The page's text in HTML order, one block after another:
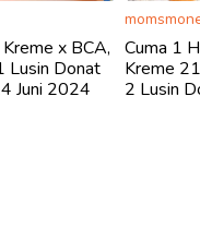
x BCA,
Lusin Donat
Juni 2024
Cuma 1
Kreme
2 Lusin